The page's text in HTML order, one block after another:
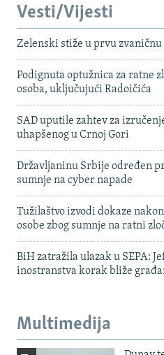
Vesti/Vijesti
Zelenski stiže u prvu zvaničnu
Podignuta optužnica za ratne
osoba, uključujući Radoičića
SAD uputile zahtev za
uhapšenog u Crnoj Gori
Državljaninu Srbije određen
sumnje na cyber napade
Tužilaštvo izvodi dokaze
osobe zbog sumnje na ratni
BiH zatražila ulazak u SEPA:
inostranstva korak bliže
Multimedija